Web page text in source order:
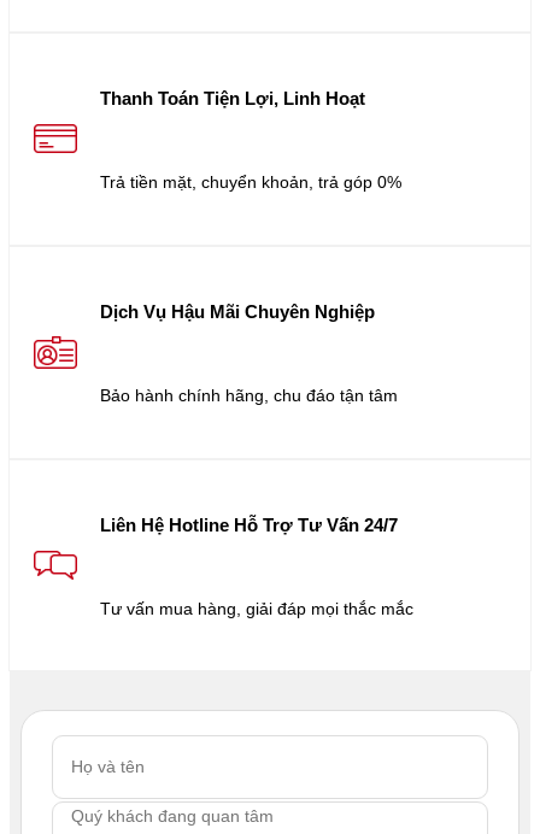
Thanh Toán Tiện Lợi, Linh Hoạt
Trả tiền mặt, chuyển khoản, trả góp 0%
Dịch Vụ Hậu Mãi Chuyên Nghiệp
Bảo hành chính hãng, chu đáo tận tâm
Liên Hệ Hotline Hỗ Trợ Tư Vấn 24/7
Tư vấn mua hàng, giải đáp mọi thắc mắc